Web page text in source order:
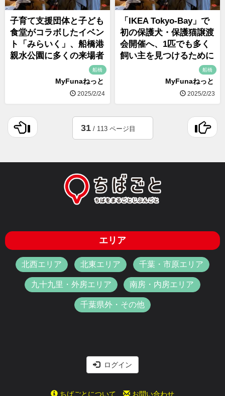
子育て支援団体と子ども
食堂がコラボしたイベン
ト「みらいく」、船橋港
親水公園に多くの来場者
船橋
MyFunaねっと
2025/2/24
「IKEA Tokyo-Bay」で
初の保護犬・保護猫譲渡
会開催へ、1匹でも多く
飼い主を見つけるために
船橋
MyFunaねっと
2025/2/23
31/ 113 ページ目
エリア
北西エリア 北東エリア 千葉・市原エリア
九十九里・外房エリア 南房・内房エリア
千葉県外・その他
ログイン
ちばごとについて お問い合わせ